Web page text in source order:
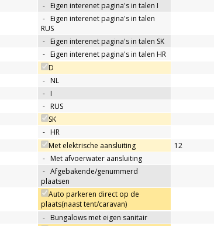
- Eigen interenet pagina's in talen I
- Eigen interenet pagina's in talen
RUS
- Eigen interenet pagina's in talen SK
- Eigen interenet pagina's in talen HR
D
- NL
- I
- RUS
SK
- HR
Met elektrische aansluiting
12
- Met afvoerwater aansluiting
- Afgebakende/genummerd
plaatsen
Auto parkeren direct op de
plaats(naast tent/caravan)
- Bungalows met eigen sanitair